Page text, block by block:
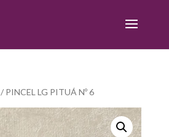
/ PINCEL LG PITUÁ Nº 6